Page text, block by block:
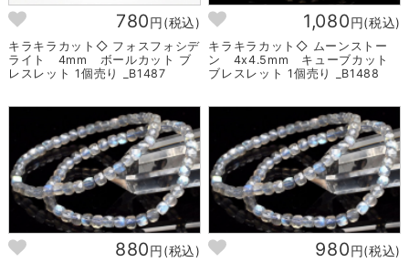
780円(税込)
キラキラカット◇ フォスフォシデ
ライト 4mm ボールカット ブ
レスレット 1個売り _B1487
1,080円(税込)
キラキラカット◇ ムーンストー
ン 4x4.5mm キューブカット
ブレスレット 1個売り _B1488
880円(税込) 980円(税込)